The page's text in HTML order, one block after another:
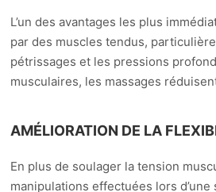
L’un des avantages les plus
par des muscles tendus,
pétrissages et les pressions
musculaires, les massages
AMÉLIORATION DE LA
En plus de soulager la tension
manipulations effectuées lors